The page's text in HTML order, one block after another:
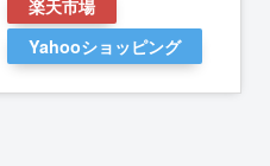
楽天市場
Yahooショッピング